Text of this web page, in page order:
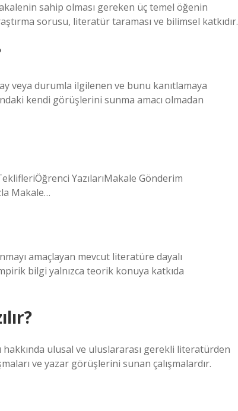
sahip olması gereken üç temel öğenin
sorusu, literatür taraması ve bilimsel katkıdır.
veya durumla ilgilenen ve bunu kanıtlamaya
kendi görüşlerini sunma amacı olmadan
YazılarıMakale Gönderim
Makale…
amaçlayan mevcut literatüre dayalı
bilgi yalnızca teorik konuya katkıda
ulusal ve uluslararası gerekli literatürden
ve yazar görüşlerini sunan çalışmalardır.